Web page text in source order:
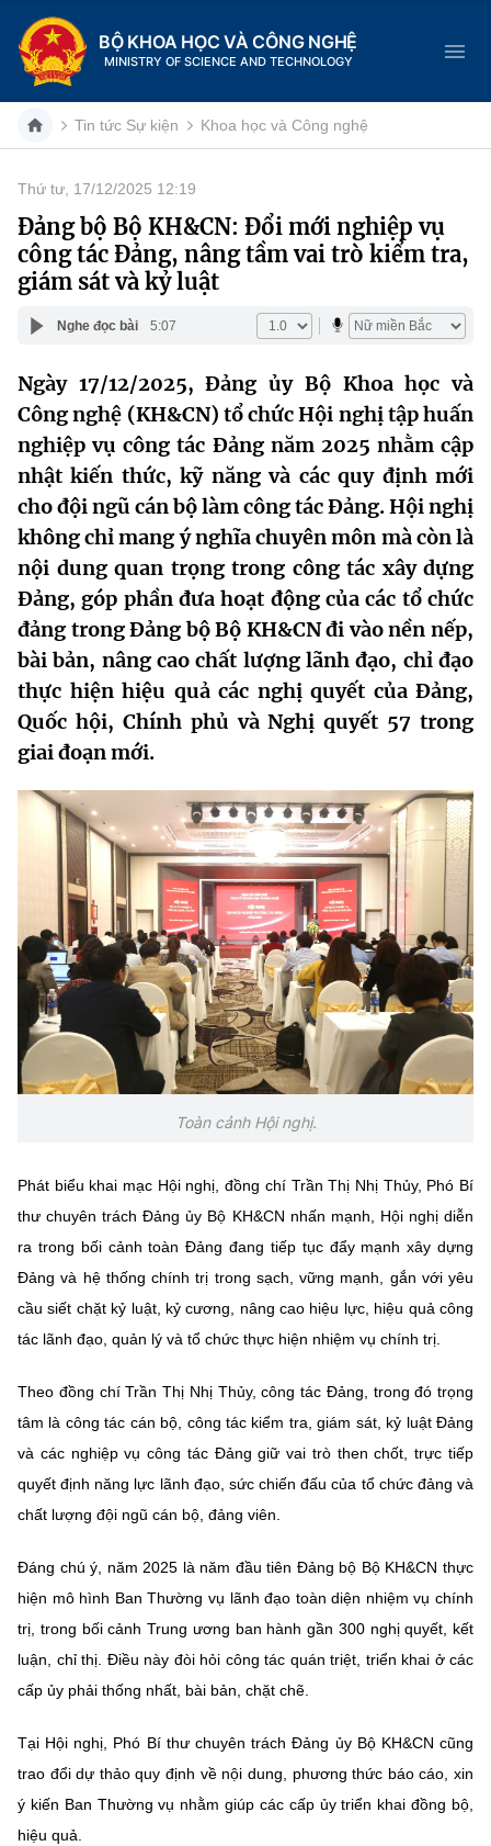
BỘ KHOA HỌC VÀ CÔNG NGHỆ
MINISTRY OF SCIENCE AND TECHNOLOGY
Danh mục
Trang chủ
Cơ cấu tổ chức
Lịch sử phát triển
Sở Khoa học và Công nghệ
Khoa học và Công nghệ
Đổi mới sáng tạo
Chuyển đổi số
Bưu chính, Viễn thông
Sở hữu trí tuệ
Tiêu chuẩn, đo lường, chất lượng
Năng lượng nguyên tử
Tin tổng hợp
Tin địa phương
Dịch vụ công
Hệ thống văn bản
Văn bản QPPL
Văn bản chỉ đạo điều hành
Lấy ý kiến người dân về dự thảo VBQPPL
MST IOFFICE
THỐNG KÊ
Khoa học và Công nghệ
Đổi mới sáng tạo
Chuyển đổi số
Sở hữu trí tuệ
Tiêu chuẩn, đo lường, chất lượng
Năng lượng nguyên tử
Multimedia
THƯ ĐIỆN TỬ
Khác
Videos
Infographic
Voice
Nhiệm vụ trọng tâm
Chọn ngôn ngữ
Vietnamese English
Điều khoản sử dụng Theo dõi MST: Góp ý
Cơ quan chủ quản: Bộ Khoa học và Công nghệ (MST)
Chịu trách nhiệm nội dung: Nguyễn Thị Hải Hằng
Giám đốc Trung tâm Truyền thông Khoa học và Công nghệ.
Địa chỉ: Ban Biên tập Cổng TTĐT - 18 Nguyễn Du, TP. Hà Nội
Email: stc@mst.gov.vn
©2026 Bản quyền thuộc Bộ Khoa Học và Công Nghệ
(Ghi rõ nguồn "https://mst.gov.vn" khi phát hành lại thông tin từ
Tin tức Sự kiện Khoa học và Công nghệ
Thứ tư, 17/12/2025 12:19
Đảng bộ Bộ KH&CN: Đổi mới nghiệp vụ
công tác Đảng, nâng tầm vai trò kiểm tra,
giám sát và kỷ luật
Nghe đọc bài 5:07
Ngày 17/12/2025, Đảng ủy Bộ Khoa học và
Công nghệ (KH&CN) tổ chức Hội nghị tập huấn
nghiệp vụ công tác Đảng năm 2025 nhằm cập
nhật kiến thức, kỹ năng và các quy định mới
cho đội ngũ cán bộ làm công tác Đảng. Hội nghị
không chỉ mang ý nghĩa chuyên môn mà còn là
nội dung quan trọng trong công tác xây dựng
Đảng, góp phần đưa hoạt động của các tổ chức
đảng trong Đảng bộ Bộ KH&CN đi vào nền nếp,
bài bản, nâng cao chất lượng lãnh đạo, chỉ đạo
thực hiện hiệu quả các nghị quyết của Đảng,
Quốc hội, Chính phủ và Nghị quyết 57 trong
giai đoạn mới.
Toàn cảnh Hội nghị.
Phát biểu khai mạc Hội nghị, đồng chí Trần Thị Nhị Thủy, Phó Bí
thư chuyên trách Đảng ủy Bộ KH&CN nhấn mạnh, Hội nghị diễn
ra trong bối cảnh toàn Đảng đang tiếp tục đẩy mạnh xây dựng
Đảng và hệ thống chính trị trong sạch, vững mạnh, gắn với yêu
cầu siết chặt kỷ luật, kỷ cương, nâng cao hiệu lực, hiệu quả công
tác lãnh đạo, quản lý và tổ chức thực hiện nhiệm vụ chính trị.
Theo đồng chí Trần Thị Nhị Thủy, công tác Đảng, trong đó trọng
tâm là công tác cán bộ, công tác kiểm tra, giám sát, kỷ luật Đảng
và các nghiệp vụ công tác Đảng giữ vai trò then chốt, trực tiếp
quyết định năng lực lãnh đạo, sức chiến đấu của tổ chức đảng và
chất lượng đội ngũ cán bộ, đảng viên.
Đáng chú ý, năm 2025 là năm đầu tiên Đảng bộ Bộ KH&CN thực
hiện mô hình Ban Thường vụ lãnh đạo toàn diện nhiệm vụ chính
trị, trong bối cảnh Trung ương ban hành gần 300 nghị quyết, kết
luận, chỉ thị. Điều này đòi hỏi công tác quán triệt, triển khai ở các
cấp ủy phải thống nhất, bài bản, chặt chẽ.
Tại Hội nghị, Phó Bí thư chuyên trách Đảng ủy Bộ KH&CN cũng
trao đổi dự thảo quy định về nội dung, phương thức báo cáo, xin
ý kiến Ban Thường vụ nhằm giúp các cấp ủy triển khai đồng bộ,
hiệu quả.